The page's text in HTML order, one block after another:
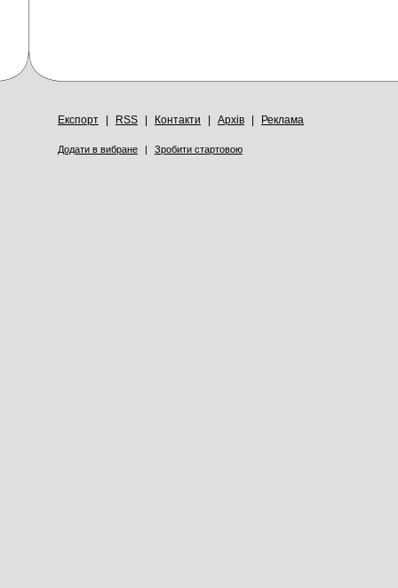
Експорт RSS Контакти Архів Реклама
Додати в вибране | Зробити стартовою